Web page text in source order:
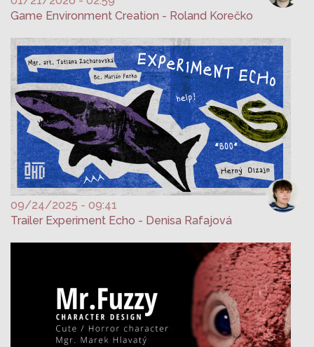
Game Environment Creation - Roland Korečko
09/24/2025 - 09:41
Trailer Experiment Echo - Denisa Rafajová